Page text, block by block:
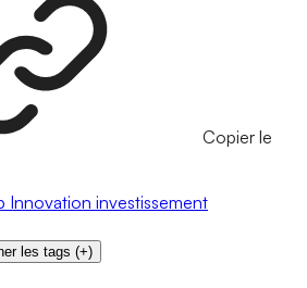
Copier le
Innovation investissement
les tags (+)